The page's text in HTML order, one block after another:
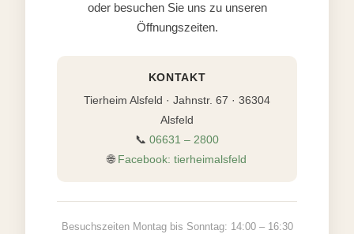
oder besuchen Sie uns zu unseren
Öffnungszeiten.
KONTAKT
Tierheim Alsfeld · Jahnstr. 67 · 36304
Alsfeld
📞 06631 – 2800
🌐 Facebook: tierheimalsfeld
Besuchszeiten Montag bis Sonntag: 14:00 – 16:30